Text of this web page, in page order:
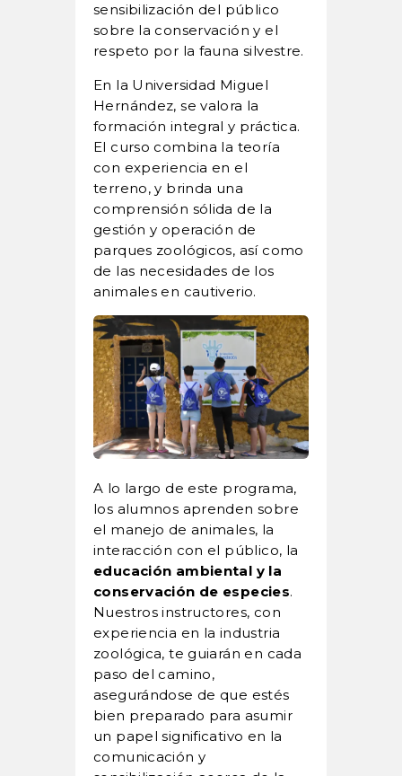
sensibilización del público
sobre la conservación y el
respeto por la fauna silvestre.
En la Universidad Miguel
Hernández, se valora la
formación integral y práctica.
El curso combina la teoría
con experiencia en el
terreno, y brinda una
comprensión sólida de la
gestión y operación de
parques zoológicos, así como
de las necesidades de los
animales en cautiverio.
A lo largo de este programa,
los alumnos aprenden sobre
el manejo de animales, la
interacción con el público, la
educación ambiental y la
conservación de especies.
Nuestros instructores, con
experiencia en la industria
zoológica, te guiarán en cada
paso del camino,
asegurándose de que estés
bien preparado para asumir
un papel significativo en la
comunicación y